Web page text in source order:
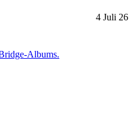
4 Juli 26